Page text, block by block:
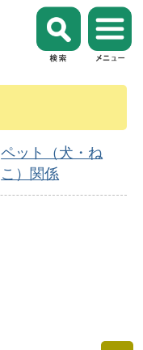
ペット（犬・ね
こ）関係